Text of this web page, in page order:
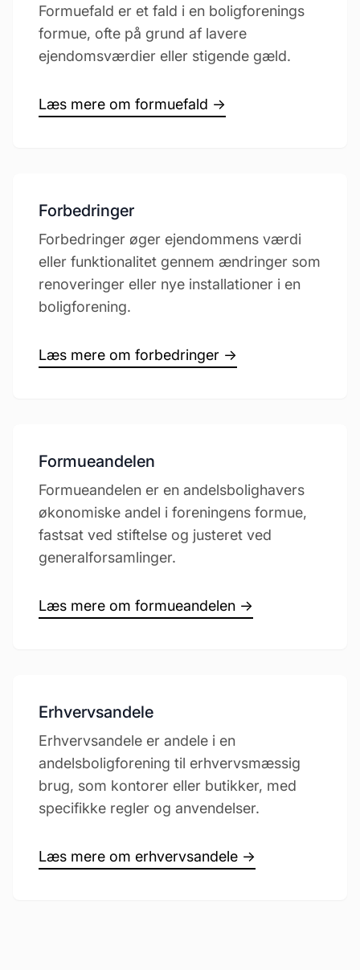
Formuefald er et fald i en boligforenings
formue, ofte på grund af lavere
ejendomsværdier eller stigende gæld.
Læs mere om formuefald →
Forbedringer
Forbedringer øger ejendommens værdi
eller funktionalitet gennem ændringer som
renoveringer eller nye installationer i en
boligforening.
Læs mere om forbedringer →
Formueandelen
Formueandelen er en andelsbolighavers
økonomiske andel i foreningens formue,
fastsat ved stiftelse og justeret ved
generalforsamlinger.
Læs mere om formueandelen →
Erhvervsandele
Erhvervsandele er andele i en
andelsboligforening til erhvervsmæssig
brug, som kontorer eller butikker, med
specifikke regler og anvendelser.
Læs mere om erhvervsandele →